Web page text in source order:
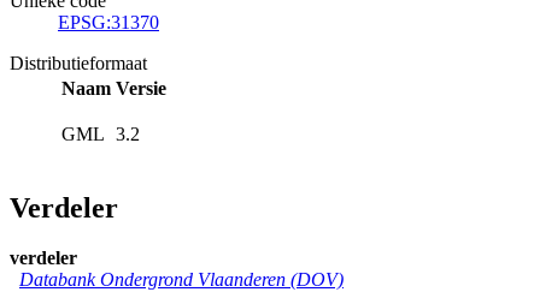
EPSG:31370
Distributieformaat
Naam Versie
GML 3.2
Verdeler
verdeler
Databank Ondergrond Vlaanderen (DOV)